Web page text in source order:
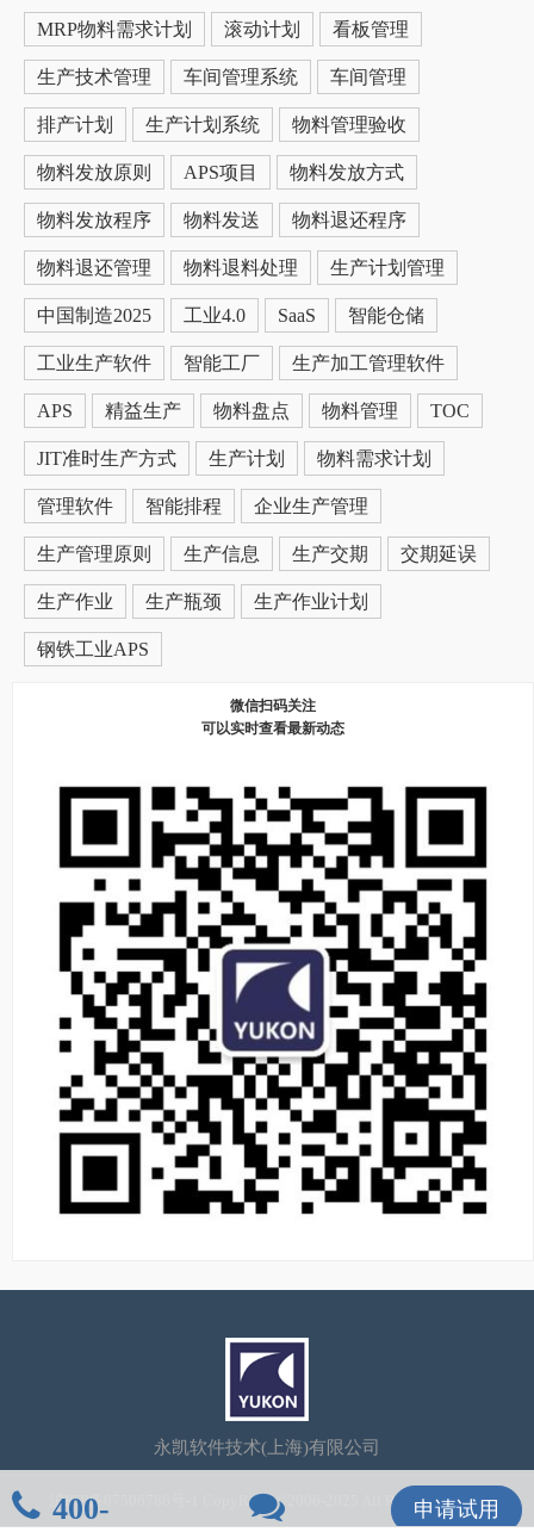
400- 申请试用
MRP物料需求计划 滚动计划 看板管理
生产技术管理 车间管理系统 车间管理
排产计划 生产计划系统 物料管理验收
物料发放原则 APS项目 物料发放方式
物料发放程序 物料发送 物料退还程序
物料退还管理 物料退料处理 生产计划管理
中国制造2025 工业4.0 SaaS 智能仓储
工业生产软件 智能工厂 生产加工管理软件
APS 精益生产 物料盘点 物料管理 TOC
JIT准时生产方式 生产计划 物料需求计划
管理软件 智能排程 企业生产管理
生产管理原则 生产信息 生产交期 交期延误
生产作业 生产瓶颈 生产作业计划
钢铁工业APS
微信扫码关注
可以实时查看最新动态
永凯软件技术(上海)有限公司
沪ICP备07506786号-1 CopyRight©2006-2025 All Rights Reserved